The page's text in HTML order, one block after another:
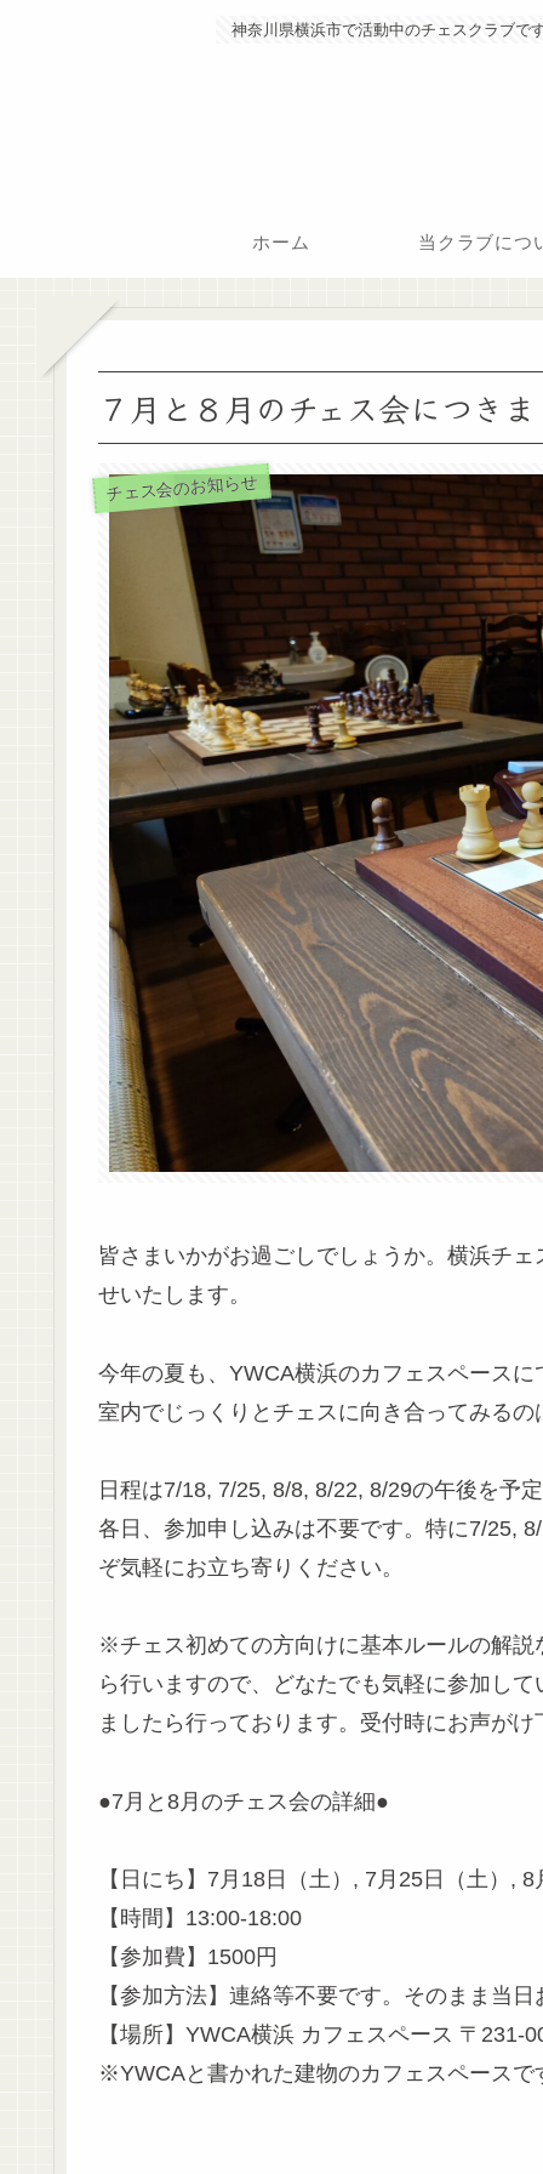
神奈川県横浜市で活動中のチェスクラブで
ホーム 当クラブにつ
７月と８月のチェス会につきま
チェス会のお知らせ
皆さまいかがお過ごしでしょうか。横浜チ
せいたします。
今年の夏も、YWCA横浜のカフェスペース
室内でじっくりとチェスに向き合ってみるの
日程は7/18, 7/25, 8/8, 8/22, 8/29の午後を予定
各日、参加申し込みは不要です。特に7/25,
ぞ気軽にお立ち寄りください。
※チェス初めての方向けに基本ルールの解
ら行いますので、どなたでも気軽に参加し
ましたら行っております。受付時にお声がけ
●7月と8月のチェス会の詳細●
【日にち】7月18日（土）, 7月25日（土）,
【時間】13:00-18:00
【参加費】1500円
【参加方法】連絡等不要です。そのまま当日
【場所】YWCA横浜 カフェスペース 〒
※YWCAと書かれた建物のカフェスペースで